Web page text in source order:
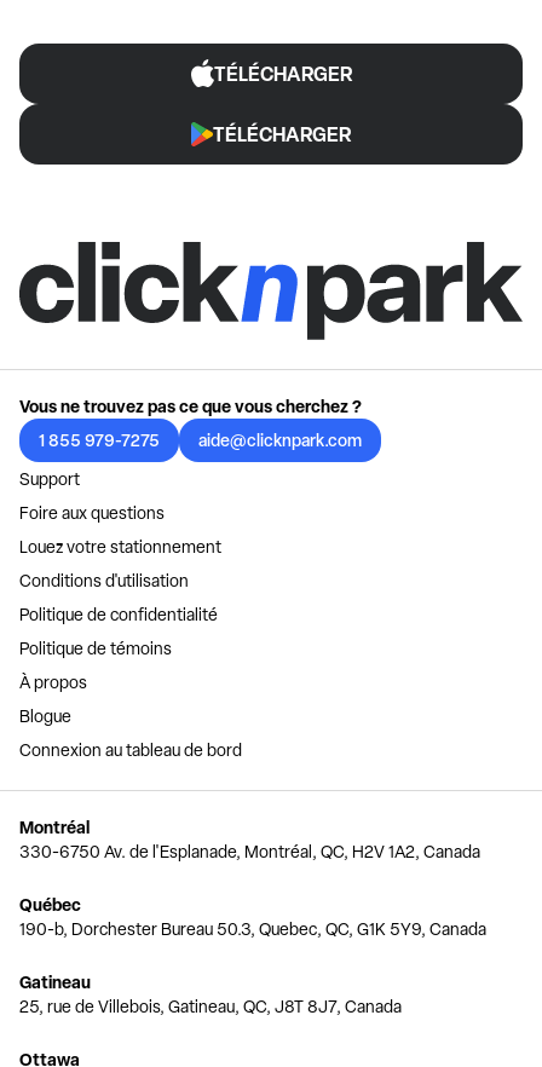
TÉLÉCHARGER
TÉLÉCHARGER
Vous ne trouvez pas ce que vous cherchez ?
1 855 979-7275
aide@clicknpark.com
Support
Foire aux questions
Louez votre stationnement
Conditions d'utilisation
Politique de confidentialité
Politique de témoins
À propos
Blogue
Connexion au tableau de bord
Montréal
330-6750 Av. de l'Esplanade, Montréal, QC, H2V 1A2, Canada
Québec
190-b, Dorchester Bureau 50.3, Quebec, QC, G1K 5Y9, Canada
Gatineau
25, rue de Villebois, Gatineau, QC, J8T 8J7, Canada
Ottawa